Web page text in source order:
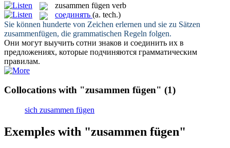
zusammen fügen verb
соединять (a. tech.)
Sie können hunderte von Zeichen erlernen und sie zu Sätzen
zusammenfügen, die grammatischen Regeln folgen.
Они могут выучить сотни знаков и соединить их в
предложениях, которые подчиняются грамматическим
правилам.
Collocations with "zusammen fügen" (1)
sich zusammen fügen
Exemples with "zusammen fügen"